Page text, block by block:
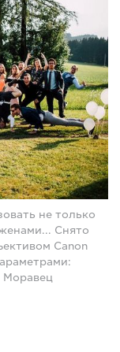
не только
Снято
Canon
Моравец